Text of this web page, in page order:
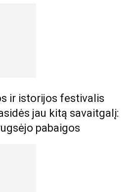
ir istorijos festivalis
jau kitą savaitgalį:
pabaigos